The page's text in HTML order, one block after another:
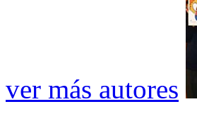
ver más autores